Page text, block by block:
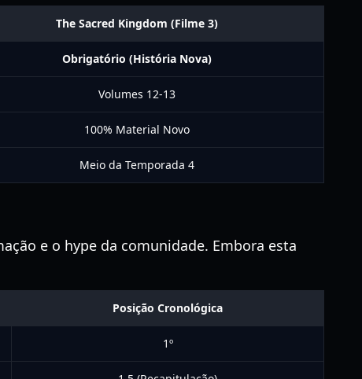
The Sacred Kingdom (Filme 3)
Obrigatório (História Nova)
Volumes 12-13
100% Material Novo
Meio da Temporada 4
e o hype da comunidade. Embora esta
Posição Cronológica
1º